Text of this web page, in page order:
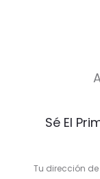
Sé El
Tu dirección